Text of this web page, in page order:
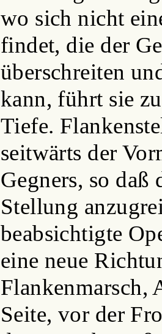
wo sich nicht
findet, die der
überschreiten
kann, führt sie
Tiefe.
seitwärts der
Gegners, so daß
Stellung
beabsichtigte
eine neue
Flankenmarsch,
Seite, vor der